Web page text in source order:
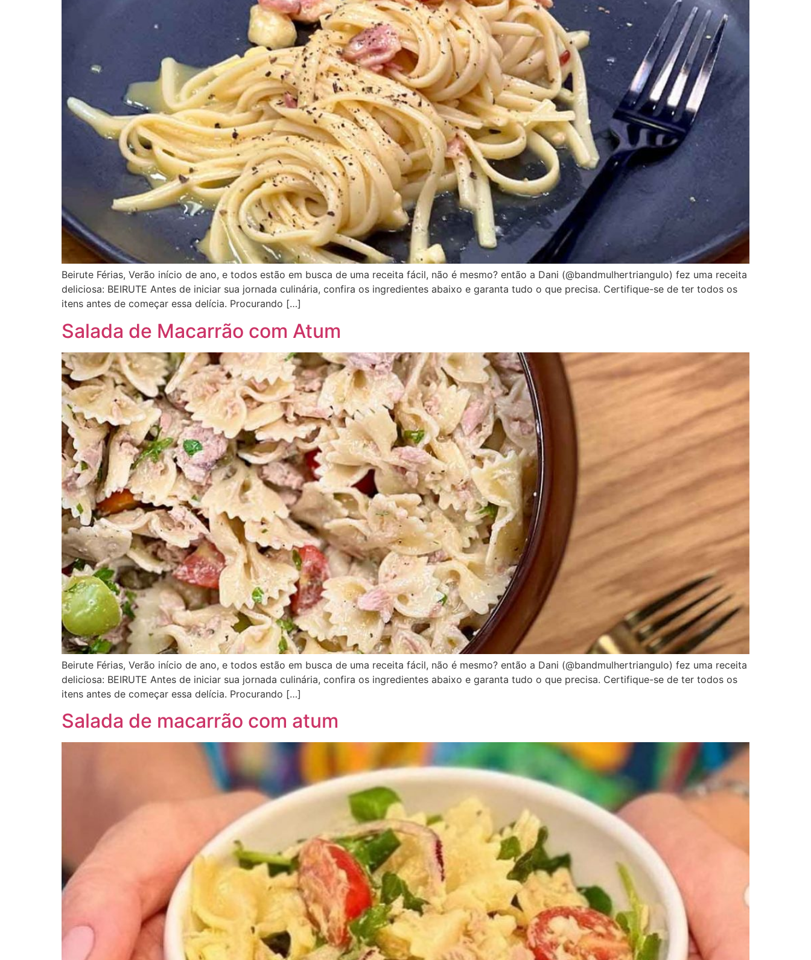
Beirute Férias, Verão início de ano, e todos estão em busca de uma receita fácil, não é mesmo? então a Dani (@bandmulhertriangulo) fez uma receita
deliciosa: BEIRUTE Antes de iniciar sua jornada culinária, confira os ingredientes abaixo e garanta tudo o que precisa. Certifique-se de ter todos os
itens antes de começar essa delícia. Procurando […]
Salada de Macarrão com Atum
Beirute Férias, Verão início de ano, e todos estão em busca de uma receita fácil, não é mesmo? então a Dani (@bandmulhertriangulo) fez uma receita
deliciosa: BEIRUTE Antes de iniciar sua jornada culinária, confira os ingredientes abaixo e garanta tudo o que precisa. Certifique-se de ter todos os
itens antes de começar essa delícia. Procurando […]
Salada de macarrão com atum